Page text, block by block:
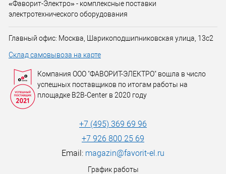
«Фаворит-Электро» - комплексные поставки
электротехнического оборудования
Главный офис: Москва, Шарикоподшипниковская улица, 13с2
Склад самовывоза на карте
Компания ООО "ФАВОРИТ-ЭЛЕКТРО" вошла в число
успешных поставщиков по итогам работы на
площадке B2B-Center в 2020 году
+7 (495) 369 69 96
+7 926 800 25 69
Email: magazin@favorit-el.ru
График работы